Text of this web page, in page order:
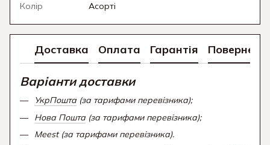
Колір
Асорті
Доставка Оплата Гарантія
Варіанти доставки
УкрПошта (за тарифами перевізника);
Нова Пошта (за тарифами перевізника);
Meest (за тарифами перевізника).